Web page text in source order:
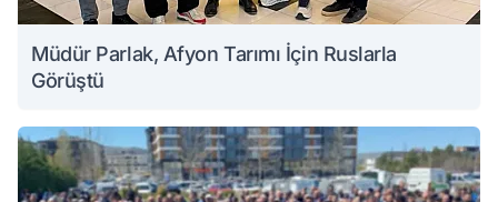
Müdür Parlak, Afyon Tarımı İçin Ruslarla
Görüştü